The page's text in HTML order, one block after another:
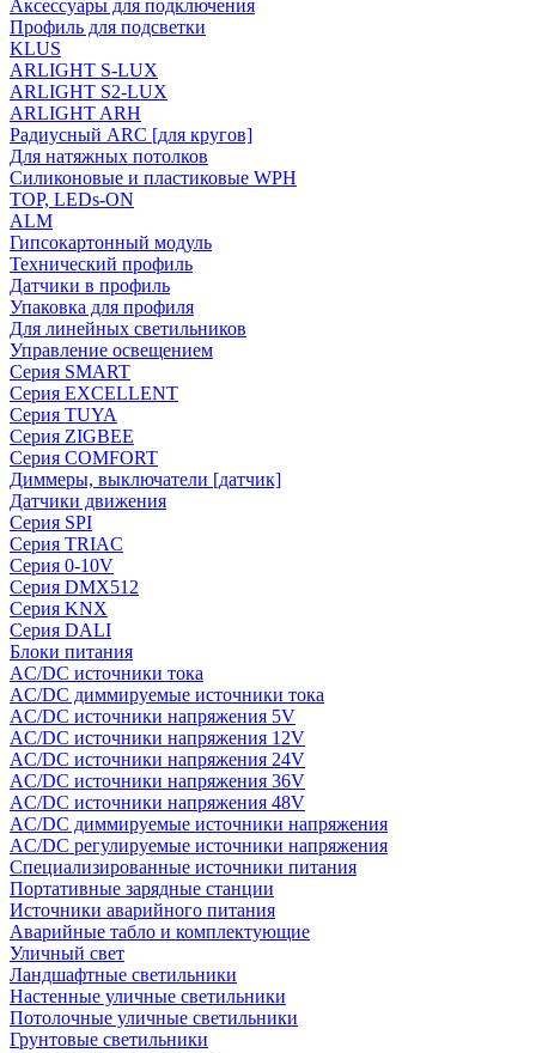
Аксессуары для подключения
Профиль для подсветки
KLUS
ARLIGHT S-LUX
ARLIGHT S2-LUX
ARLIGHT ARH
Радиусный ARC [для кругов]
Для натяжных потолков
Силиконовые и пластиковые WPH
TOP, LEDs-ON
ALM
Гипсокартонный модуль
Технический профиль
Датчики в профиль
Упаковка для профиля
Для линейных светильников
Управление освещением
Серия SMART
Серия EXCELLENT
Серия TUYA
Серия ZIGBEE
Серия COMFORT
Диммеры, выключатели [датчик]
Датчики движения
Серия SPI
Серия TRIAC
Серия 0-10V
Серия DMX512
Серия KNX
Серия DALI
Блоки питания
AC/DC источники тока
AC/DC диммируемые источники тока
AC/DC источники напряжения 5V
AC/DC источники напряжения 12V
AC/DC источники напряжения 24V
AC/DC источники напряжения 36V
AC/DC источники напряжения 48V
AC/DC диммируемые источники напряжения
AC/DC регулируемые источники напряжения
Специализированные источники питания
Портативные зарядные станции
Источники аварийного питания
Аварийные табло и комплектующие
Уличный свет
Ландшафтные светильники
Настенные уличные светильники
Потолочные уличные светильники
Грунтовые светильники